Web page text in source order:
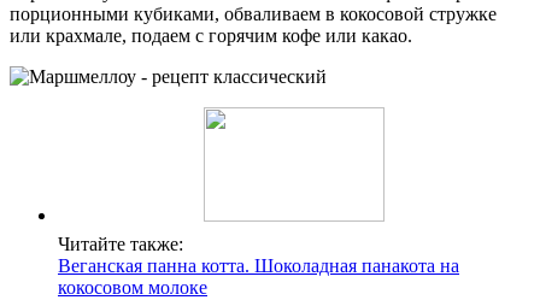
порционными кубиками, обваливаем в кокосовой стружке
или крахмале, подаем с горячим кофе или какао.
Читайте также:
Веганская панна котта. Шоколадная панакота на
кокосовом молоке